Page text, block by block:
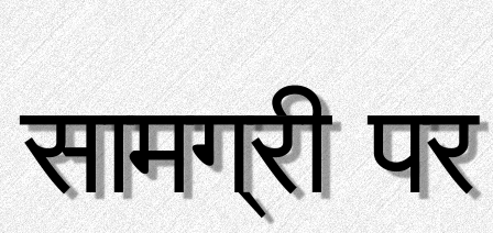
सामग्री पर